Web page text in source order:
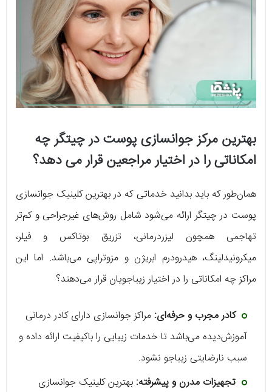
بهترین مرکز جوانسازی پوست در چیتگر چه
امکاناتی را در اختیار مراجعین قرار می دهد؟
همان‌طور که باید بدانید خدماتی که در بهترین کلینیک جوانسازی
پوست در چیتگر ارائه می‌شود شامل روش‌های غیرجراحی و کم‌تر
تهاجمی همچون لیزردرمانی، تزریق بوتاکس و فیلر،
میکرونیدلینگ، هیدرودرم ابریژن و مزوتراپی می‌باشد. اما این
مراکز چه امکاناتی را در اختیار زیباجویان قرار می‌دهند؟
کادر مجرب و حرفه‌ای: مراکز جوانسازی دارای کادر درمانی
آموزش‌دیده می‌باشد تا خدمات زیبایی را باکیفیت ارائه داده و
سبب نارضایتی زیباجو نشود.
تجهیزات مدرن و پیشرفته: بهترین کلینیک جوانسازی